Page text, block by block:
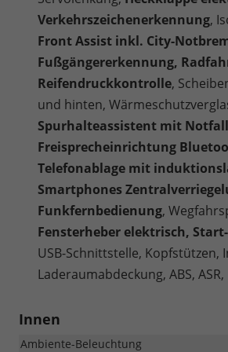
Verkehrszeichenerkennung,
Front Assist inkl. City-
Fußgängererkennung,
Reifendruckkontrolle,
und hinten,
Spurhalteassistent mit
Freisprecheinrichtung
Telefonablage mit
Smartphones
Funkfernbedienung,
Fensterheber elektrisch,
USB-Schnittstelle, Kopfstützen,
Laderaumabdeckung, ABS, ASR,
Innen
Ambiente-Beleuchtung